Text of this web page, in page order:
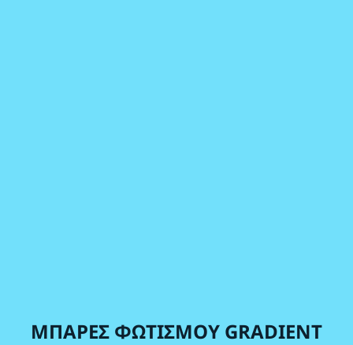
ΜΠΑΡΕΣ ΦΩΤΙΣΜΟΥ GRADIENT